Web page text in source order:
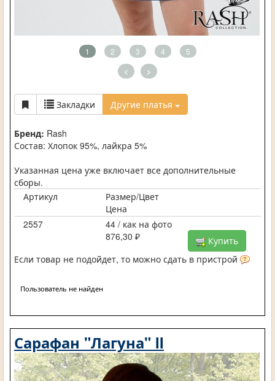
1 2 3 4 5
< >
Закладки Другие платья
Бренд: Rash
Состав: Хлопок 95%, лайкра 5%
Указанная цена уже включает все дополнительные
сборы.
Артикул
Размер/Цвет
Цена
2557
44 / как на фото
876,30 ₽
Купить
Если товар не подойдет, то можно сдать в пристрой
Пользователь не найден
Сарафан "Лагуна" II